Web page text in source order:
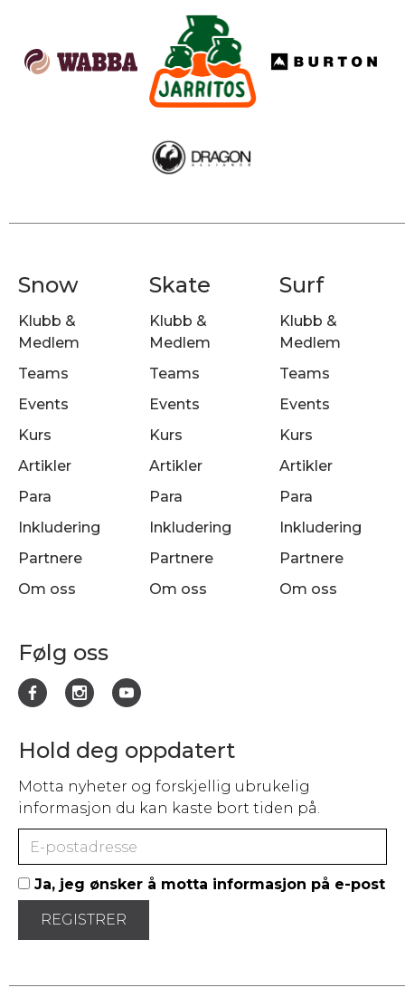
Snow
Klubb &
Medlem
Teams
Events
Kurs
Artikler
Para
Inkludering
Partnere
Om oss
Skate
Klubb &
Medlem
Teams
Events
Kurs
Artikler
Para
Inkludering
Partnere
Om oss
Surf
Klubb &
Medlem
Teams
Events
Kurs
Artikler
Para
Inkludering
Partnere
Om oss
Følg oss
Hold deg oppdatert
Motta nyheter og forskjellig ubrukelig
informasjon du kan kaste bort tiden på.
Ja, jeg ønsker å motta informasjon på e-post